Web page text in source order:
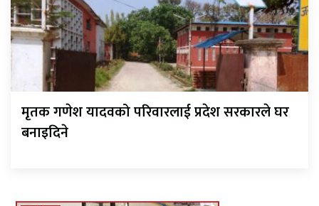
मृतक गणेश यादवको परिवारलाई प्रदेश सरकारले घर
बनाइदिने